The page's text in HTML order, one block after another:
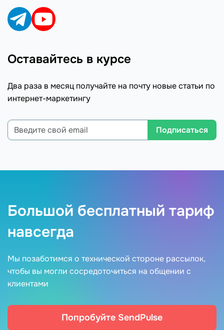
Оставайтесь в курсе
Два раза в месяц получайте на почту новые статьи по
интернет-маркетингу
Подписаться
Большой бесплатный тариф
навсегда
Мы позаботимся о технической стороне рассылок,
чтобы вы могли сосредоточиться на общении с
клиентами
Попробуйте SendPulse